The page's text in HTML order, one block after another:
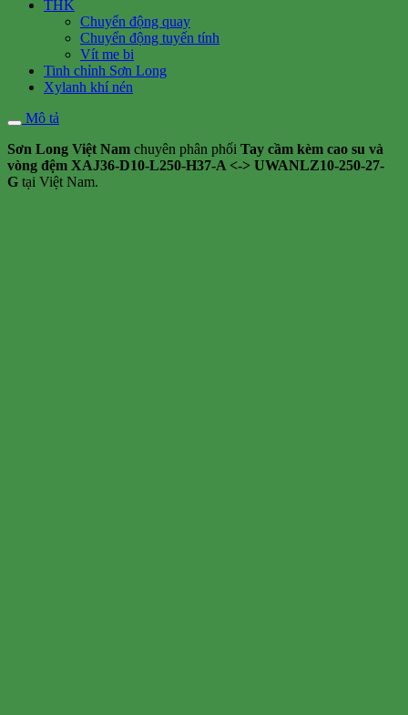
THK
Chuyển động quay
Chuyển động tuyến tính
Vít me bi
Tinh chỉnh Sơn Long
Xylanh khí nén
Mô tả
Sơn Long Việt Nam chuyên phân phối Tay cầm kèm cao su và
vòng đệm XAJ36-D10-L250-H37-A <-> UWANLZ10-250-27-
G tại Việt Nam.